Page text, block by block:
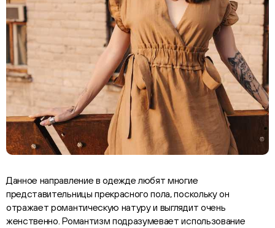
Данное направление в одежде любят многие
представительницы прекрасного пола, поскольку он
отражает романтическую натуру и выглядит очень
женственно. Романтизм подразумевает использование